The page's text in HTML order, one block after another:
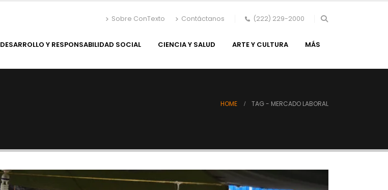
Sobre ConTexto Contáctanos (222) 229-2000
DESARROLLO Y RESPONSABILIDAD SOCIAL CIENCIA Y SALUD ARTE Y CULTURA MÁS
HOME TAG - MERCADO LABORAL